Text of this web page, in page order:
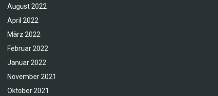
August 2022
April 2022
März 2022
Februar 2022
Januar 2022
November 2021
Oktober 2021